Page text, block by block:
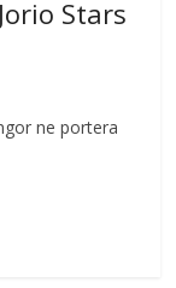
Stars
ne portera